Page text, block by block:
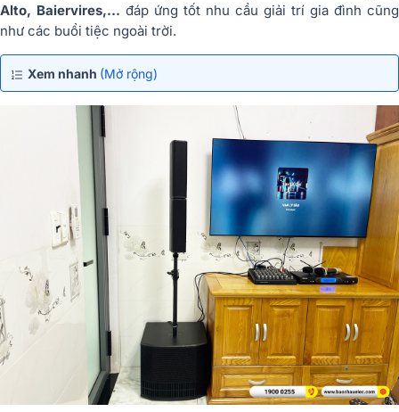
Alto, Baiervires,... đáp ứng tốt nhu cầu giải trí gia đình cũng
như các buổi tiệc ngoài trời.
Xem nhanh (Mở rộng)